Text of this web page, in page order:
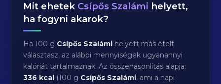
Mit ehetek Csípős Szalámi helyett,
ha fogyni akarok?
Ha 100 g Csípős Szalámi helyett más ételt
választasz, az alábbi mennyiségek ugyanannyi
kalóriát tartalmaznak. Az összehasonlítás alapja:
336 kcal (100 g Csípős Szalámi, ami a napi